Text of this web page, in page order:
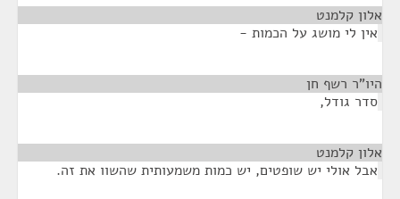
אלון קלמנט
אין לי מושג על הכמות -
היו"ר רשף חן
סדר גודל,
אלון קלמנט
אבל אולי יש שופטים, יש כמות משמעותית שהשוו את זה.